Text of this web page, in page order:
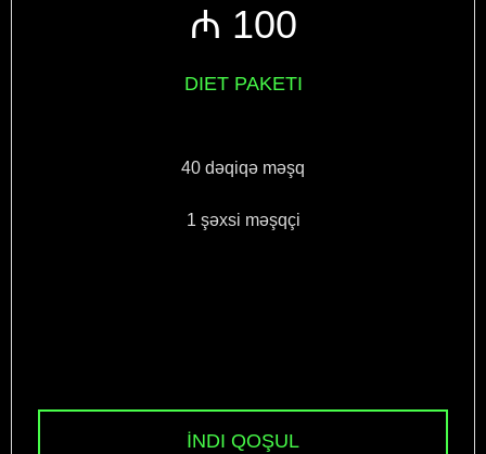
₼ 100
DIET PAKETI
40 dəqiqə məşq
1 şəxsi məşqçi
İNDI QOŞUL